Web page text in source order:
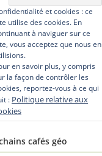
et cookies : ce
utilise des cookies. En
à naviguer sur ce
vous acceptez que nous en
en savoir plus, y compris
la façon de contrôler les
reportez-vous à ce qui
: Politique relative aux
cafés géo